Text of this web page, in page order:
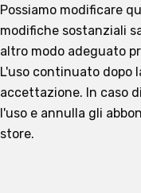
Possiamo modificare
modifiche sostanziali
altro modo adeguato
L'uso continuato dopo
accettazione. In caso
l'uso e annulla gli
store.